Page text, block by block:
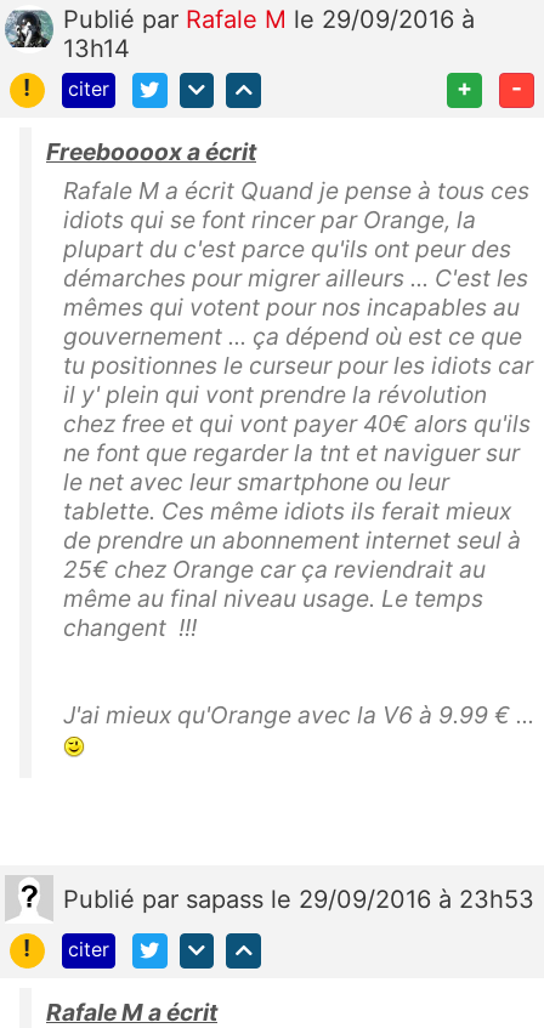
Publié par Rafale M le 29/09/2016 à
13h14
!
citer + -
Freeboooox a écrit
Rafale M a écrit Quand je pense à tous ces
idiots qui se font rincer par Orange, la
plupart du c'est parce qu'ils ont peur des
démarches pour migrer ailleurs ... C'est les
mêmes qui votent pour nos incapables au
gouvernement ... ça dépend où est ce que
tu positionnes le curseur pour les idiots car
il y' plein qui vont prendre la révolution
chez free et qui vont payer 40€ alors qu'ils
ne font que regarder la tnt et naviguer sur
le net avec leur smartphone ou leur
tablette. Ces même idiots ils ferait mieux
de prendre un abonnement internet seul à
25€ chez Orange car ça reviendrait au
même au final niveau usage. Le temps
changent !!!
J'ai mieux qu'Orange avec la V6 à 9.99 € ...
Publié par sapass le 29/09/2016 à 23h53
!
citer
Rafale M a écrit